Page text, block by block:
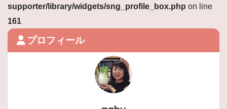
supporter/library/widgets/sng_profile_box.php on line
161
プロフィール